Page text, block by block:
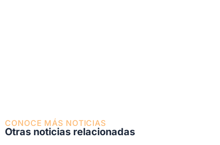
CONOCE MÁS NOTICIAS
Otras noticias relacionadas